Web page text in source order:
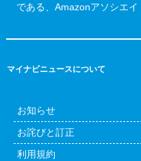
である、Amazonアソシエイ
マイナビニュースについて
お知らせ
お詫びと訂正
利用規約